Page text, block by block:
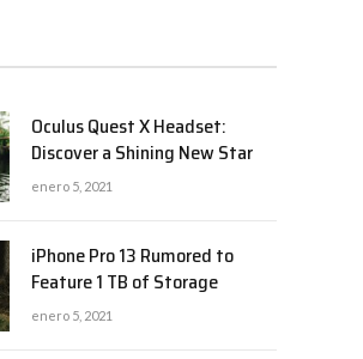
Oculus Quest X Headset:
Discover a Shining New Star
enero 5, 2021
iPhone Pro 13 Rumored to
Feature 1 TB of Storage
enero 5, 2021